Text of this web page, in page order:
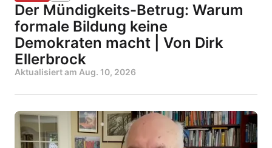
Der Mündigkeits-Betrug: Warum
formale Bildung keine
Demokraten macht | Von Dirk
Ellerbrock
Aktualisiert am Aug. 10, 2026